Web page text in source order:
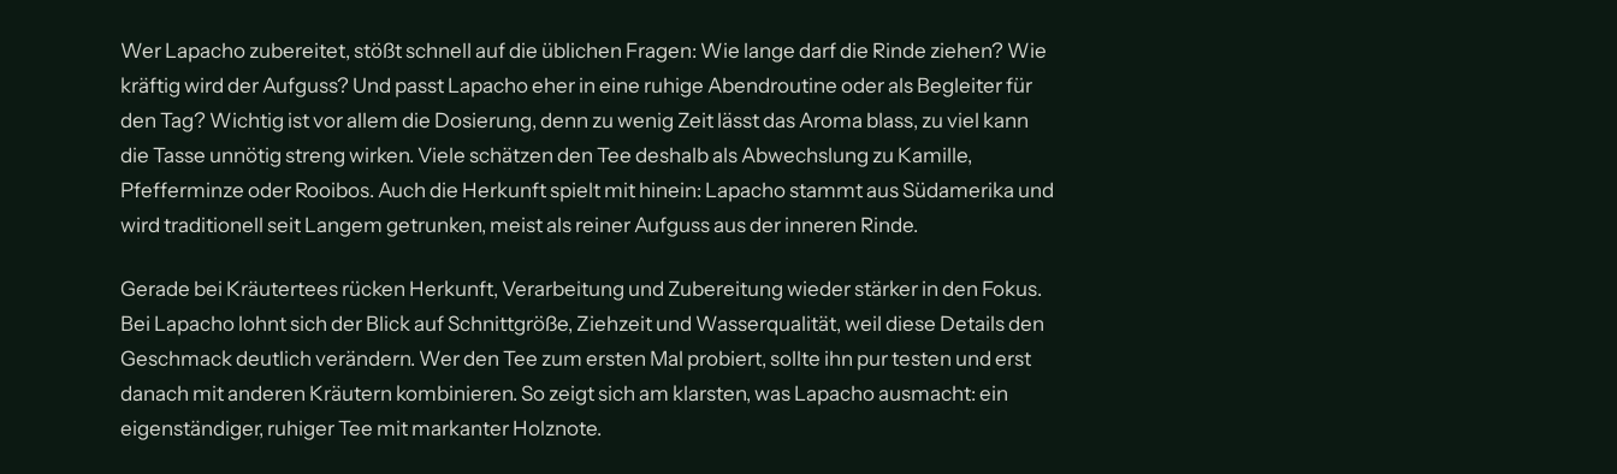
Wer Lapacho zubereitet, stößt schnell auf die üblichen Fragen: Wie lange darf die Rinde ziehen? Wie
kräftig wird der Aufguss? Und passt Lapacho eher in eine ruhige Abendroutine oder als Begleiter für
den Tag? Wichtig ist vor allem die Dosierung, denn zu wenig Zeit lässt das Aroma blass, zu viel kann
die Tasse unnötig streng wirken. Viele schätzen den Tee deshalb als Abwechslung zu Kamille,
Pfefferminze oder Rooibos. Auch die Herkunft spielt mit hinein: Lapacho stammt aus Südamerika und
wird traditionell seit Langem getrunken, meist als reiner Aufguss aus der inneren Rinde.
Gerade bei Kräutertees rücken Herkunft, Verarbeitung und Zubereitung wieder stärker in den Fokus.
Bei Lapacho lohnt sich der Blick auf Schnittgröße, Ziehzeit und Wasserqualität, weil diese Details den
Geschmack deutlich verändern. Wer den Tee zum ersten Mal probiert, sollte ihn pur testen und erst
danach mit anderen Kräutern kombinieren. So zeigt sich am klarsten, was Lapacho ausmacht: ein
eigenständiger, ruhiger Tee mit markanter Holznote.